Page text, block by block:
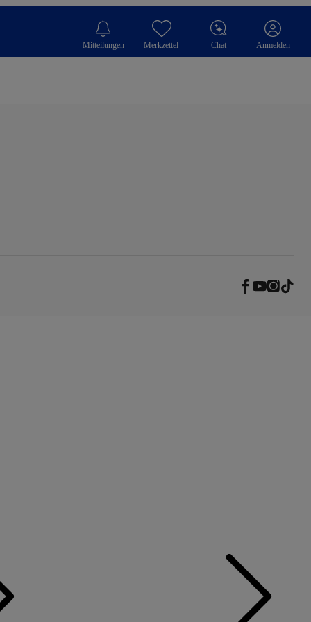
Mitteilungen Merkzettel Chat Anmelden